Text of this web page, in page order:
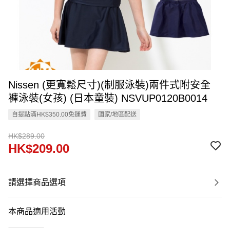
Nissen (更寬鬆尺寸)(制服泳裝)兩件式附安全
褲泳裝(女孩) (日本童裝) NSVUP0120B0014
自提點滿HK$350.00免運費 國家/地區配送
HK$289.00
HK$209.00
請選擇商品選項
本商品適用活動